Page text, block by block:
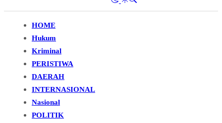
HOME
Hukum
Kriminal
PERISTIWA
DAERAH
INTERNASIONAL
Nasional
POLITIK